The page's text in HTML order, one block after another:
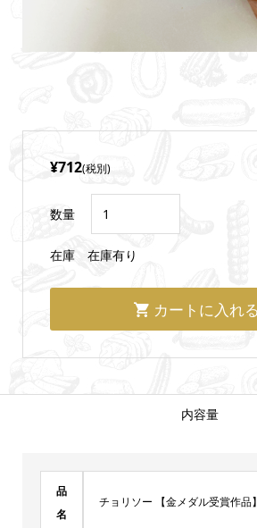
¥712(税別)
数量
在庫 在庫有り
内容量
品
名
チョリソー 【金メダル受賞作品】